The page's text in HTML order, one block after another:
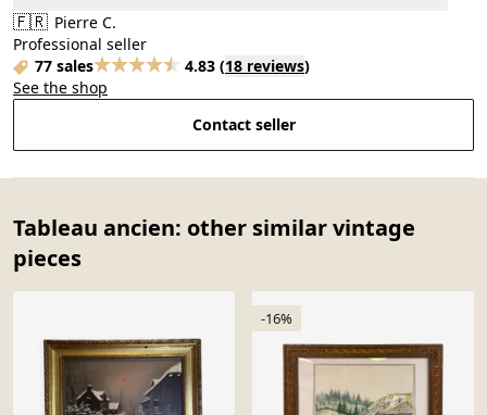
🇫🇷 Pierre C.
Professional seller
77 sales
4.83 (18 reviews)
See the shop
Contact seller
Tableau ancien: other similar vintage
pieces
-16%